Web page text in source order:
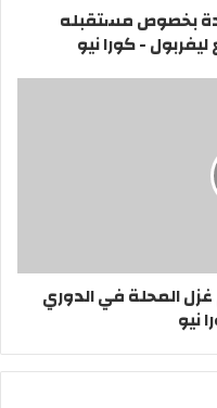
بخصوص مستقبله
- كورا نيو
المحلة في الدوري
نيو